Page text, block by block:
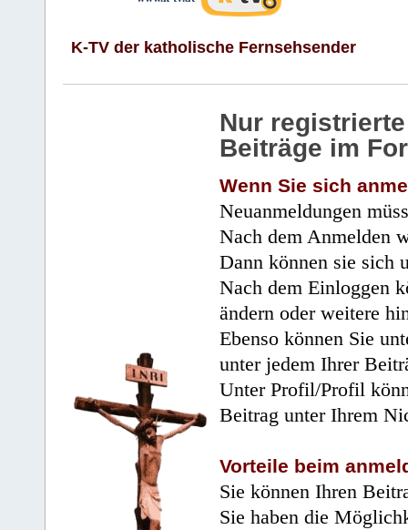
K-TV der katholische Fernsehsender
Nur
Beiträge im
Wenn Sie sich
Neuanmeldungen
Nach dem Anmelden
Dann können sie sich
Nach dem Einloggen
ändern oder weitere
Ebenso können Sie
unter jedem Ihrer
Unter Profil/Profil
Beitrag unter Ihrem
Vorteile beim
Sie können Ihren
Sie haben die